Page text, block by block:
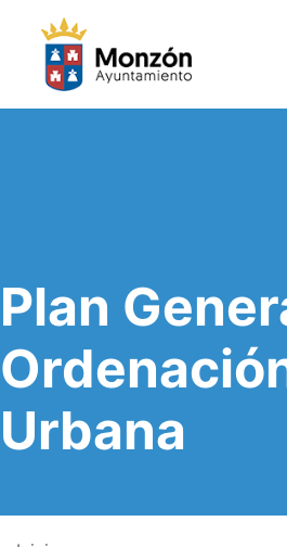
Plan
Urbana